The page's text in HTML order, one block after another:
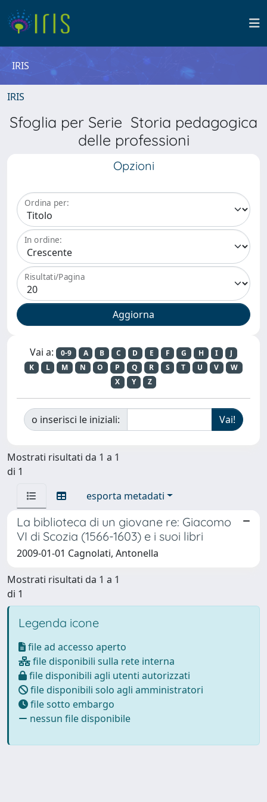
IRIS
IRIS
Sfoglia per Serie Storia pedagogica
delle professioni
Opzioni
Ordina per:
In ordine:
Risultati/Pagina
Vai a: 0-9 A B C D E F G H I
J
K
L M N O P Q R S T U V
W
X
Y Z
o inserisci le iniziali:
Mostrati risultati da 1 a 1
di 1
esporta metadati
La biblioteca di un giovane re: Giacomo
VI di Scozia (1566-1603) e i suoi libri
2009-01-01 Cagnolati, Antonella
Mostrati risultati da 1 a 1
di 1
Legenda icone
file ad accesso aperto
file disponibili sulla rete interna
file disponibili agli utenti autorizzati
file disponibili solo agli amministratori
file sotto embargo
nessun file disponibile